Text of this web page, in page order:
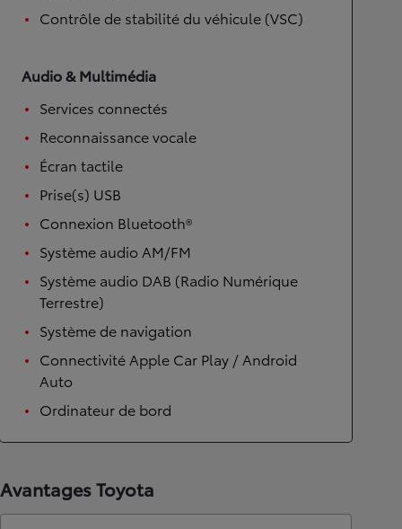
Contrôle de stabilité du véhicule (VSC)
Audio & Multimédia
Services connectés
Reconnaissance vocale
Écran tactile
Prise(s) USB
Connexion Bluetooth®
Système audio AM/FM
Système audio DAB (Radio Numérique
Terrestre)
Système de navigation
Connectivité Apple Car Play / Android
Auto
Ordinateur de bord
Avantages Toyota